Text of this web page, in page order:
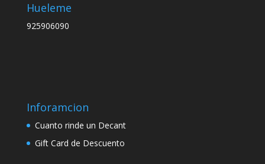
Hueleme
925906090
Inforamcion
Cuanto rinde un Decant
Gift Card de Descuento